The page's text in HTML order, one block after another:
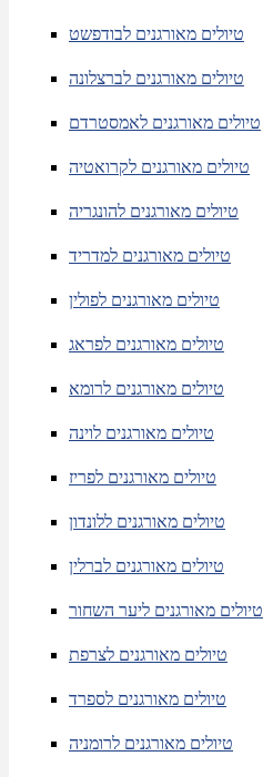
טיולים מאורגנים לבודפשט
טיולים מאורגנים לברצלונה
טיולים מאורגנים לאמסטרדם
טיולים מאורגנים לקרואטיה
טיולים מאורגנים להונגריה
טיולים מאורגנים למדריד
טיולים מאורגנים לפולין
טיולים מאורגנים לפראג
טיולים מאורגנים לרומא
טיולים מאורגנים לוינה
טיולים מאורגנים לפריז
טיולים מאורגנים ללונדון
טיולים מאורגנים לברלין
טיולים מאורגנים ליער השחור
טיולים מאורגנים לצרפת
טיולים מאורגנים לספרד
טיולים מאורגנים לרומניה